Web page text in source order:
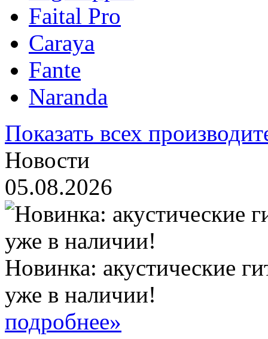
Faital Pro
Caraya
Fante
Naranda
Показать всех
Новости
05.08.2026
Новинка: акустические
уже в наличии!
подробнее»